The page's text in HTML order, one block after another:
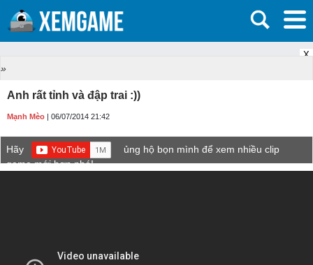
X
»
Anh rất tỉnh và đập trai :))
Mạnh Mèo | 06/07/2014 21:42
Hãy
ủng hộ bọn mình để xem nhiều clip
game mới hơn nhé!